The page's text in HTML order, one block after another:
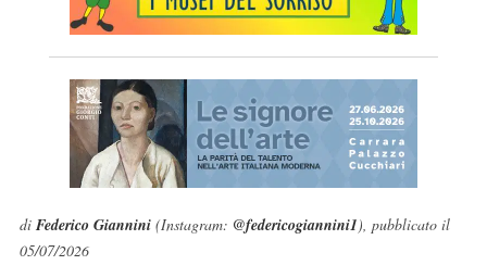
di Federico Giannini(Instagram: @federicogiannini1), pubblicato il
05/07/2026